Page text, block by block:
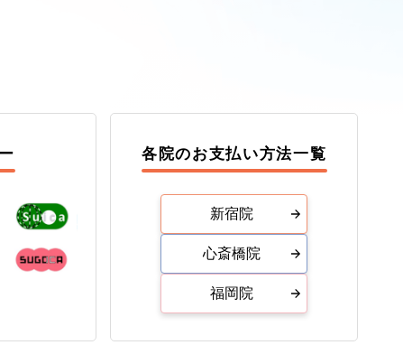
各院のお支払い方法一覧
新宿院
心斎橋院
福岡院